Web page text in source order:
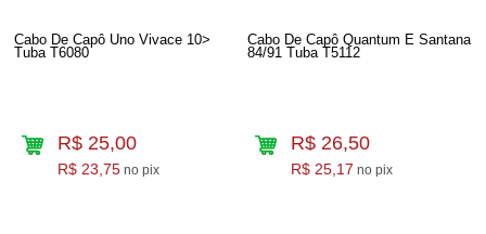
Cabo De Capô Uno Vivace 10>
Tuba T6080
R$ 25,00
R$ 23,75 no pix
Cabo De Capô Quantum E Santana
84/91 Tuba T5112
R$ 26,50
R$ 25,17 no pix